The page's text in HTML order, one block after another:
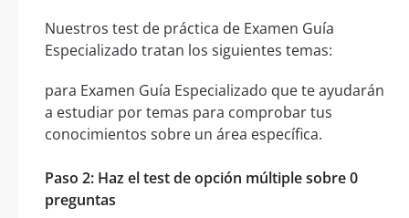
Nuestros test de práctica de Examen Guía
Especializado tratan los siguientes temas:
para Examen Guía Especializado que te ayudarán
a estudiar por temas para comprobar tus
conocimientos sobre un área específica.
Paso 2: Haz el test de opción múltiple sobre 0
preguntas